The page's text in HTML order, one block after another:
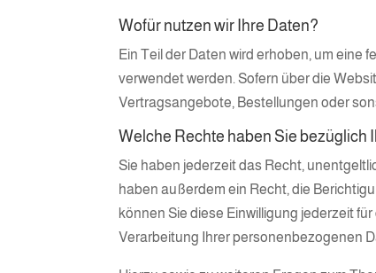
Wofür nutzen wir Ihre Daten?
Ein Teil der Daten wird erhoben, um
verwendet werden. Sofern über die
Vertragsangebote, Bestellungen oder
Welche Rechte haben Sie bezüglich
Sie haben jederzeit das Recht,
haben außerdem ein Recht, die
können Sie diese Einwilligung jederzeit
Verarbeitung Ihrer personenbezogenen